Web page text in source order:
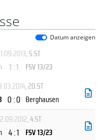
Datum anzeigen
, 5.ST
1 : 1
FSV 13/23
, 20.ST
0 : 0 Berghausen
, 4.ST
4 : 1 FSV 13/23